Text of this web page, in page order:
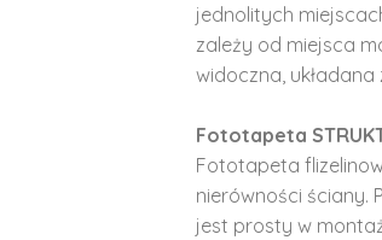
jednolitych
zależy od miejsca
widoczna, układana
Fototapeta
Fototapeta
nierówności ściany.
jest prosty w